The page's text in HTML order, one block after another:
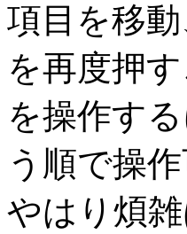
項目を移
を再度押
を操作す
う順で操
やはり煩